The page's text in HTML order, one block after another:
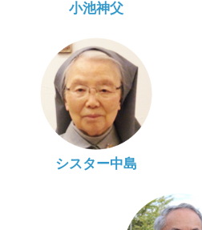
小池神父
シスター中島